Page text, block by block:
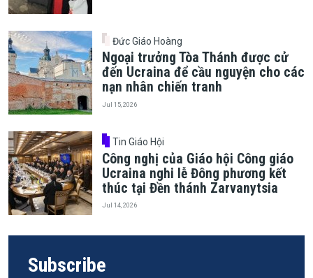
Đức Giáo Hoàng
Ngoại trưởng Tòa Thánh được cử
đến Ucraina để cầu nguyện cho các
nạn nhân chiến tranh
Jul 15, 2026
Tin Giáo Hội
Công nghị của Giáo hội Công giáo
Ucraina nghi lễ Đông phương kết
thúc tại Đền thánh Zarvanytsia
Jul 14, 2026
Subscribe